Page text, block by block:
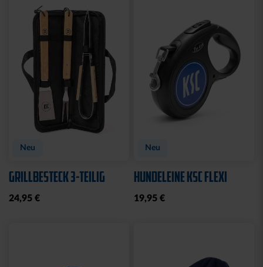
Neu
GRILLBESTECK 3-TEILIG
24,95 €
Neu
HUNDELEINE KSC FLEXI
19,95 €